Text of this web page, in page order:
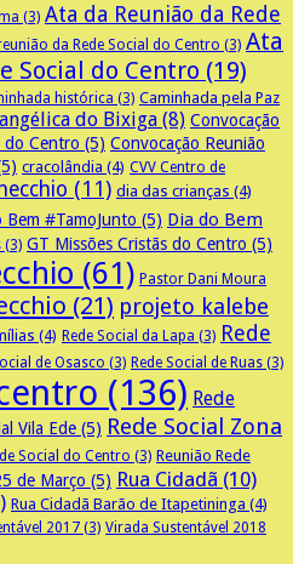
(3) Ata da Reunião da Rede
da Rede Social do Centro (3) Ata
Social do Centro (19)
histórica (3) Caminhada pela Paz
do Bixiga (8) Convocação
do Centro (5) Convocação Reunião
cracolândia (4) CVV Centro de
(11) dia das crianças (4)
Bem #TamoJunto (5) Dia do Bem
(3) GT Missões Cristãs do Centro (5)
(61) Pastor Dani Moura
(21) projeto kalebe
(4) Rede Social da Lapa (3) Rede
de Osasco (3) Rede Social de Ruas (3)
(136) Rede
Vila Ede (5) Rede Social Zona
Social do Centro (3) Reunião Rede
de Março (5) Rua Cidadã (10)
Rua Cidadã Barão de Itapetininga (4)
2017 (3) Virada Sustentável 2018